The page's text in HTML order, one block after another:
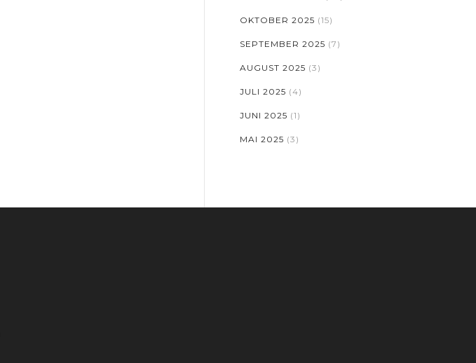
OKTOBER 2025 (15)
SEPTEMBER 2025 (7)
AUGUST 2025 (3)
JULI 2025 (4)
JUNI 2025 (1)
MAI 2025 (3)